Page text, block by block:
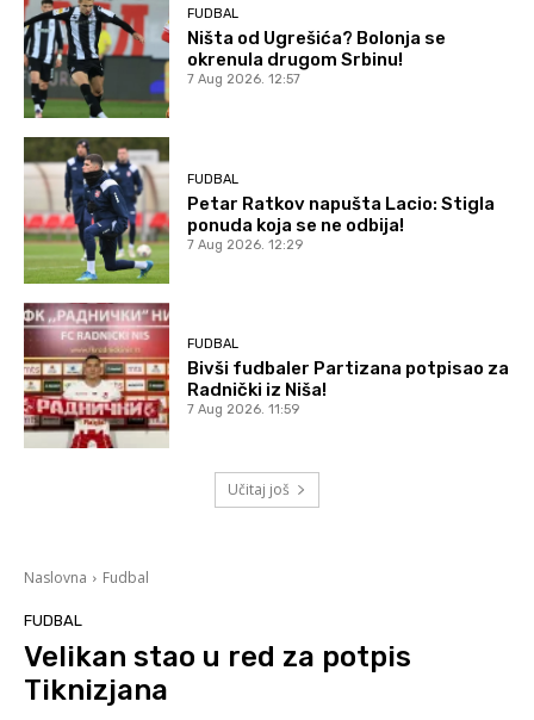
FUDBAL
Ništa od Ugrešića? Bolonja se
okrenula drugom Srbinu!
7 Aug 2026. 12:57
FUDBAL
Petar Ratkov napušta Lacio: Stigla
ponuda koja se ne odbija!
7 Aug 2026. 12:29
FUDBAL
Bivši fudbaler Partizana potpisao za
Radnički iz Niša!
7 Aug 2026. 11:59
Učitaj još